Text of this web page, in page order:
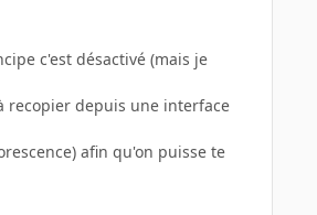
c'est désactivé (mais je
recopier depuis une interface
afin qu'on puisse te